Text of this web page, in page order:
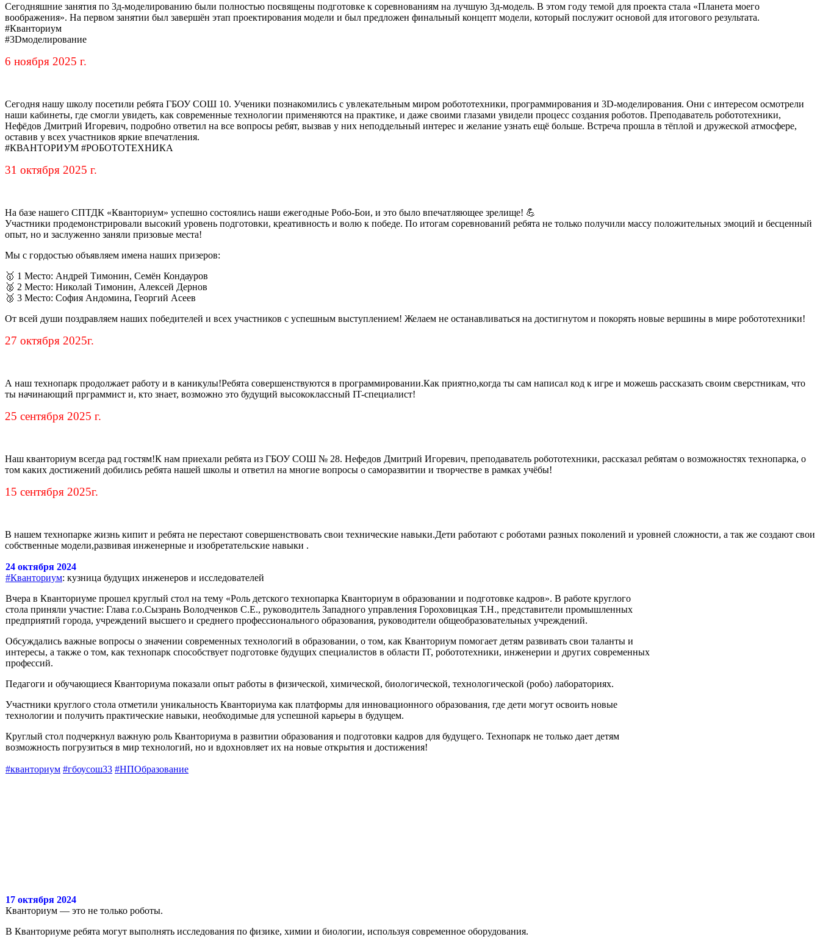
Сегодняшние занятия по 3д-моделированию были полностью посвящены подготовке к соревнованиям на лучшую 3д-модель. В этом году темой для проекта стала «Планета моего
воображения». На первом занятии был завершён этап проектирования модели и был предложен финальный концепт модели, который послужит основой для итогового результата.
#Кванториум
#3Dмоделирование
6 ноября 2025 г.
Сегодня нашу школу посетили ребята ГБОУ СОШ 10. Ученики познакомились с увлекательным миром робототехники, программирования и 3D-моделирования. Они с интересом осмотрели
наши кабинеты, где смогли увидеть, как современные технологии применяются на практике, и даже своими глазами увидели процесс создания роботов. Преподаватель робототехники,
Нефёдов Дмитрий Игоревич, подробно ответил на все вопросы ребят, вызвав у них неподдельный интерес и желание узнать ещё больше. Встреча прошла в тёплой и дружеской атмосфере,
оставив у всех участников яркие впечатления.
#КВАНТОРИУМ #РОБОТОТЕХНИКА
31 октября 2025 г.
На базе нашего СПТДК «Кванториум» успешно состоялись наши ежегодные Робо-Бои, и это было впечатляющее зрелище! 💪
Участники продемонстрировали высокий уровень подготовки, креативность и волю к победе. По итогам соревнований ребята не только получили массу положительных эмоций и бесценный
опыт, но и заслуженно заняли призовые места!
Мы с гордостью объявляем имена наших призеров:
🥇 1 Место: Андрей Тимонин, Семён Кондауров
🥈 2 Место: Николай Тимонин, Алексей Дернов
🥉 3 Место: София Андомина, Георгий Асеев
От всей души поздравляем наших победителей и всех участников с успешным выступлением! Желаем не останавливаться на достигнутом и покорять новые вершины в мире робототехники!
27 октября 2025г.
А наш технопарк продолжает работу и в каникулы!Ребята совершенствуются в программировании.Как приятно,когда ты сам написал код к игре и можешь рассказать своим сверстникам, что
ты начинающий прграммист и, кто знает, возможно это будущий высококлассный IT-специалист!
25 сентября 2025 г.
Наш кванториум всегда рад гостям!К нам приехали ребята из ГБОУ СОШ № 28. Нефедов Дмитрий Игоревич, преподаватель робототехники, рассказал ребятам о возможностях технопарка, о
том каких достижений добились ребята нашей школы и ответил на многие вопросы о саморазвитии и творчестве в рамках учёбы!
15 сентября 2025г.
В нашем технопарке жизнь кипит и ребята не перестают совершенствовать свои технические навыки.Дети работают с роботами разных поколений и уровней сложности, а так же создают свои
собственные модели,развивая инженерные и изобретательские навыки .
24 октября 2024
#Кванториум: кузница будущих инженеров и исследователей
Вчера в Кванториуме прошел круглый стол на тему «Роль детского технопарка Кванториум в образовании и подготовке кадров». В работе круглого
стола приняли участие: Глава г.о.Сызрань Володченков С.Е., руководитель Западного управления Гороховицкая Т.Н., представители промышленных
предприятий города, учреждений высшего и среднего профессионального образования, руководители общеобразовательных учреждений.
Обсуждались важные вопросы о значении современных технологий в образовании, о том, как Кванториум помогает детям развивать свои таланты и
интересы, а также о том, как технопарк способствует подготовке будущих специалистов в области IT, робототехники, инженерии и других современных
профессий.
Педагоги и обучающиеся Кванториума показали опыт работы в физической, химической, биологической, технологической (робо) лабораториях.
Участники круглого стола отметили уникальность Кванториума как платформы для инновационного образования, где дети могут освоить новые
технологии и получить практические навыки, необходимые для успешной карьеры в будущем.
Круглый стол подчеркнул важную роль Кванториума в развитии образования и подготовки кадров для будущего. Технопарк не только дает детям
возможность погрузиться в мир технологий, но и вдохновляет их на новые открытия и достижения!
#кванториум #гбоусош33 #НПОбразование
17 октября 2024
Кванториум — это не только роботы.
В Кванториуме ребята могут выполнять исследования по физике, химии и биологии, используя современное оборудования.